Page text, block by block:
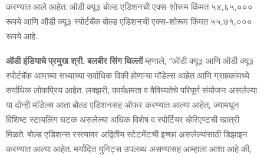
करण्‍यात आले आहेत. ऑडी क्‍यू३ बोल्‍ड एडिशनची एक्‍स-शोरूम किंमत ५४,६५,०००
रूपये आणि ऑडी क्‍यू३ स्‍पोर्टबॅक बोल्‍ड एडिशनची एक्‍स-शोरूम किंमत ५५,७१,०००
रूपये आहे.
ऑडी इंडियाचे प्रमुख श्री. बलबीर सिंग धिल्‍लोंम्‍हणाले, ”ऑडी क्‍यू३ आणि ऑडी क्‍यू३
स्‍पोर्टबॅक आमच्‍या सध्‍याच्‍या सर्वाधिक विकी होणाऱ्या मॉडेल्‍स आहेत आणि ग्राहकांमध्‍ये
सर्वाधिक लोकप्रिय आहेत. लक्‍झरी, कार्यक्षमता व वैविध्‍यतेचे परिपूर्ण संयोजन असलेल्या
या दोन्‍ही मॉडेल्‍स आता बोल्‍ड एडिशनसह ऑफर करण्‍यात आल्या आहेत, ज्‍यामधून
विशिष्‍ट स्‍टायलिंग घटक असलेल्या अधिक विशेष व स्‍पोर्टियर व्‍हेरिएण्‍टची खात्री
मिळते. बोल्‍ड एडिशन्‍स रस्‍त्‍यावर अद्वितीय स्‍टेटमेंटची इच्‍छा असलेल्‍यांसाठी डिझाइन
करण्‍यात आल्‍या आहेत. मर्यादित युनिट्स उपलब्‍ध असण्‍यासह आम्‍हाला आशा आहे की,